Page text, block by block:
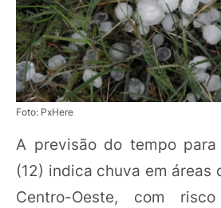
Foto: PxHere
A previsão do tempo
(12) indica chuva em áreas
Centro-Oeste, com